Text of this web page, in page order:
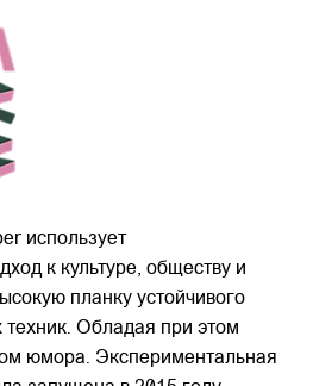
использует
к культуре, обществу и
планку устойчивого
Обладая при этом
юмора. Экспериментальная